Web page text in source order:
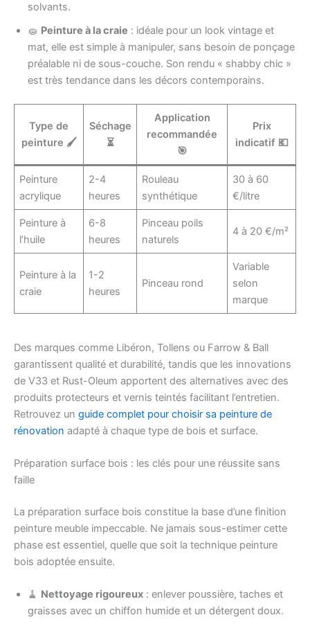
solvants.
🧽 Peinture à la craie : idéale pour un look vintage et
mat, elle est simple à manipuler, sans besoin de ponçage
préalable ni de sous-couche. Son rendu « shabby chic »
est très tendance dans les décors contemporains.
Type de
peinture 🖌️
Séchage
⏳
Application
recommandée
🎯
Prix
indicatif 💶
Peinture
acrylique
2-4
heures
Rouleau
synthétique
30 à 60
€/litre
Peinture à
l’huile
6-8
heures
Pinceau poils
naturels
4 à 20 €/m²
Peinture à la
craie
1-2
heures
Pinceau rond
Variable
selon
marque
Des marques comme Libéron, Tollens ou Farrow & Ball
garantissent qualité et durabilité, tandis que les innovations
de V33 et Rust-Oleum apportent des alternatives avec des
produits protecteurs et vernis teintés facilitant l’entretien.
Retrouvez un guide complet pour choisir sa peinture de
rénovation adapté à chaque type de bois et surface.
Préparation surface bois : les clés pour une réussite sans
faille
La préparation surface bois constitue la base d’une finition
peinture meuble impeccable. Ne jamais sous-estimer cette
phase est essentiel, quelle que soit la technique peinture
bois adoptée ensuite.
🧹 Nettoyage rigoureux : enlever poussière, taches et
graisses avec un chiffon humide et un détergent doux.